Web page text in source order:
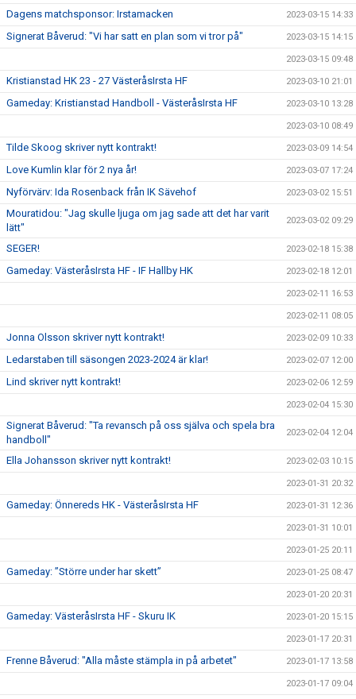
Dagens matchsponsor: Irstamacken 2023-03-15 14:33
Signerat Båverud: "Vi har satt en plan som vi tror på" 2023-03-15 14:15
2023-03-15 09:48
Kristianstad HK 23 - 27 VästeråsIrsta HF 2023-03-10 21:01
Gameday: Kristianstad Handboll - VästeråsIrsta HF 2023-03-10 13:28
2023-03-10 08:49
Tilde Skoog skriver nytt kontrakt! 2023-03-09 14:54
Love Kumlin klar för 2 nya år! 2023-03-07 17:24
Nyförvärv: Ida Rosenback från IK Sävehof 2023-03-02 15:51
Mouratidou: "Jag skulle ljuga om jag sade att det har varit
lätt"
2023-03-02 09:29
SEGER! 2023-02-18 15:38
Gameday: VästeråsIrsta HF - IF Hallby HK 2023-02-18 12:01
2023-02-11 16:53
2023-02-11 08:05
Jonna Olsson skriver nytt kontrakt! 2023-02-09 10:33
Ledarstaben till säsongen 2023-2024 är klar! 2023-02-07 12:00
Lind skriver nytt kontrakt! 2023-02-06 12:59
2023-02-04 15:30
Signerat Båverud: "Ta revansch på oss själva och spela bra
handboll"
2023-02-04 12:04
Ella Johansson skriver nytt kontrakt! 2023-02-03 10:15
2023-01-31 20:32
Gameday: Önnereds HK - VästeråsIrsta HF 2023-01-31 12:36
2023-01-31 10:01
2023-01-25 20:11
Gameday: ”Större under har skett” 2023-01-25 08:47
2023-01-20 20:31
Gameday: VästeråsIrsta HF - Skuru IK 2023-01-20 15:15
2023-01-17 20:31
Frenne Båverud: "Alla måste stämpla in på arbetet" 2023-01-17 13:58
2023-01-17 09:04